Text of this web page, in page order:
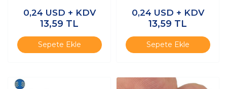
0,24 USD + KDV
13,59 TL
Sepete Ekle
0,24 USD + KDV
13,59 TL
Sepete Ekle